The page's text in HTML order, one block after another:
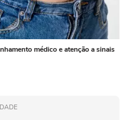
médico e atenção a sinais